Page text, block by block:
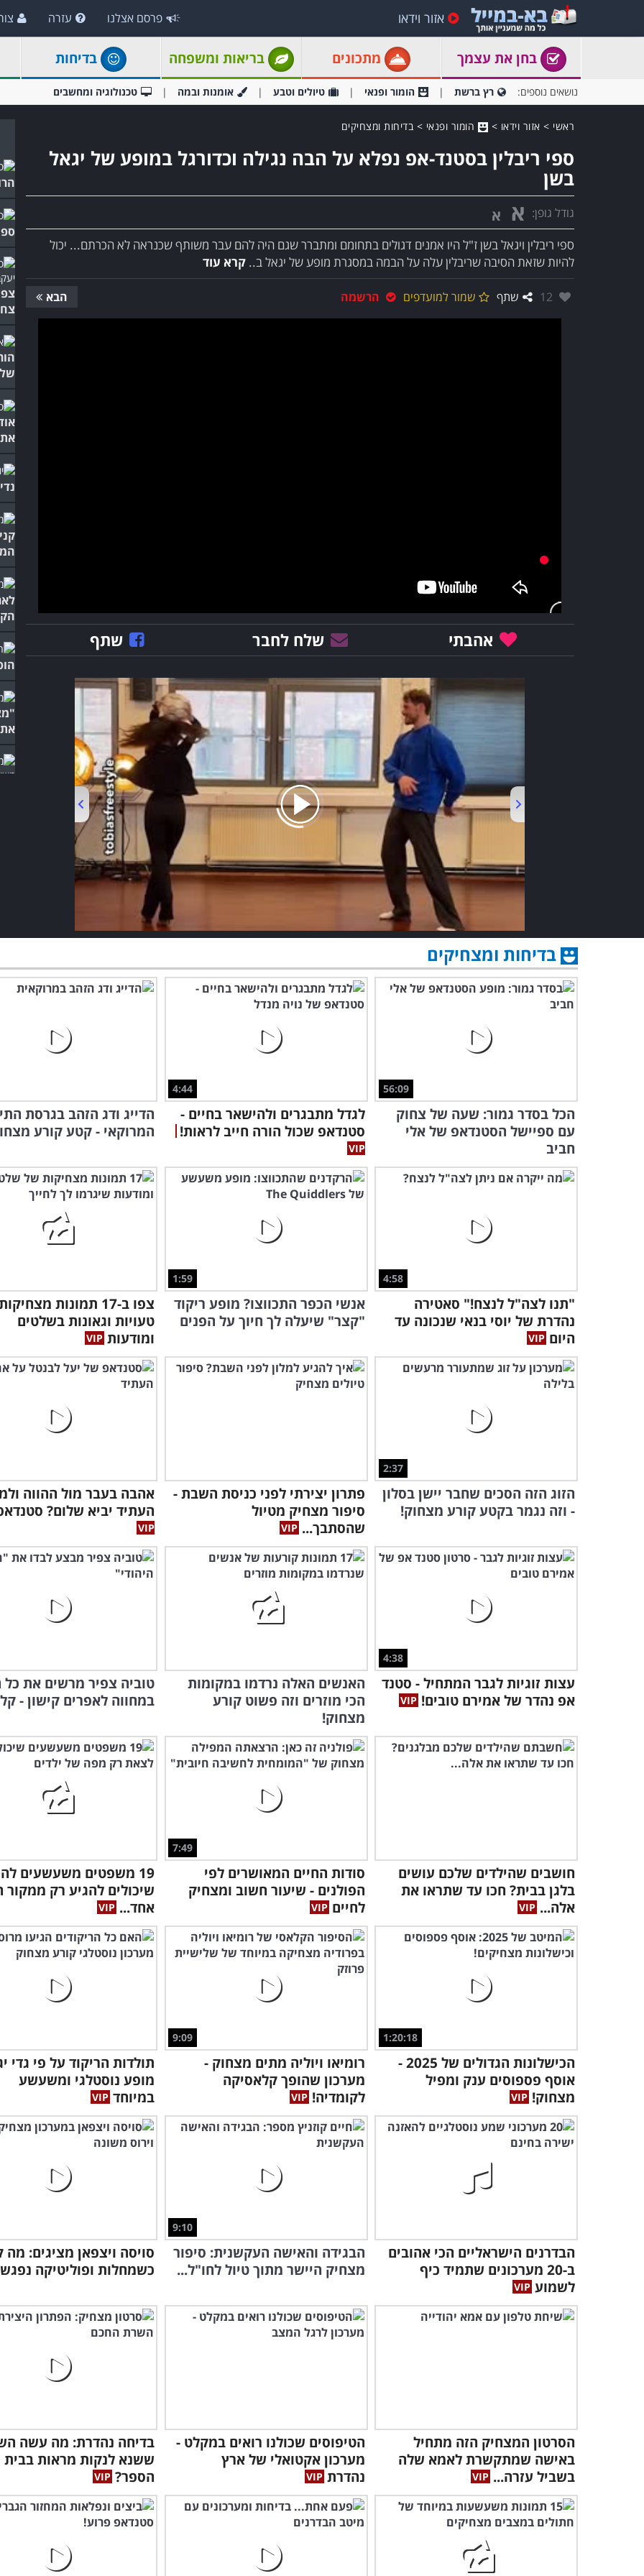
אזור וידאו פרסם אצלנו עזרה
בחן את עצמך מתכונים בריאות ומשפחה בדיחות
נושאים נוספים: רץ ברשת הומור ופנאי טיולים וטבע אומנות ובמה טכנולוגיה ומחשבים
ראשי > אזור וידאו > הומור ופנאי >בדיחות ומצחיקים
ספי ריבלין בסטנד-אפ נפלא על הבה נגילה וכדורגל במופע של יגאל
בשן
גודל גופן: א א
ספי ריבלין ויגאל בשן ז"ל היו אמנים דגולים בתחומם ומתברר שגם היה להם עבר משותף שכנראה לא הכרתם... יכול
להיות שזאת הסיבה שריבלין עלה על הבמה במסגרת מופע של יגאל ב.. קרא עוד
אהבו:
12 שתף שמור למועדפים הרשמה הבא
אהבתי שלח לחבר שתף
00:00 /01:01
של
בדיחות ומצחיקים
56:09
הכל בסדר גמור: שעה של צחוק
עם ספיישל הסטנדאפ של אלי
חביב
4:44
לגדל מתבגרים ולהישאר בחיים -
סטנדאפ שכול הורה חייב לראות!
הדייג ודג הזהב בגרסת
המרוקאי - קטע קורע
4:58
"תנו לצה"ל לנצח!" סאטירה
נהדרת של יוסי בנאי שנכונה עד
היום
1:59
אנשי הכפר התכווצו? מופע ריקוד
"קצר" שיעלה לך חיוך על הפנים
צפו ב-17 תמונות
טעויות וגאונות בשלטים
ומודעות
2:37
הזוג הזה הסכים שחבר יישן בסלון
- וזה נגמר בקטע קורע מצחוק!
פתרון יצירתי לפני כניסת השבת -
סיפור מצחיק מטיול
שהסתבך...
אהבה בעבר מול ההווה
העתיד יביא שלום?
4:38
עצות זוגיות לגבר המתחיל - סטנד
אפ נהדר של אמירם טובים!
האנשים האלה נרדמו במקומות
הכי מוזרים וזה פשוט קורע
מצחוק!
טוביה צפיר מרשים את
במחווה לאפרים קישון -
חושבים שהילדים שלכם עושים
בלגן בבית? חכו עד שתראו את
אלה...
7:49
סודות החיים המאושרים לפי
הפולנים - שיעור חשוב ומצחיק
לחיים
19 משפטים משעשעים
שיכולים להגיע רק ממקור
אחד...
1:20:18
הכישלונות הגדולים של 2025 -
אוסף פספוסים ענק ומפיל
מצחוק!
9:09
רומיאו ויוליה מתים מצחוק -
מערכון שהופך קלאסיקה
לקומדיה!
תולדות הריקוד על פי גדי
מופע נוסטלגי ומשעשע
במיוחד
הבדרנים הישראליים הכי אהובים
ב-20 מערכונים שתמיד כיף
לשמוע
9:10
הבגידה והאישה העקשנית: סיפור
מצחיק היישר מתוך טיול לחו"ל...
סויסה ויצפאן מציגים: מה
כשמחלות ופוליטיקה
הסרטון המצחיק הזה מתחיל
באישה שמתקשרת לאמא שלה
בשביל עזרה...
הטיפוסים שכולנו רואים במקלט -
מערכון אקטואלי של ארץ
נהדרת
בדיחה נהדרת: מה עשה
ששנא לנקות מראות בבית
הספר?